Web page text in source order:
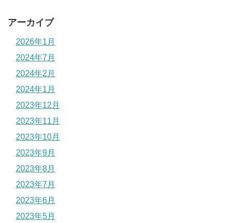
アーカイブ
2026年1月
2024年7月
2024年2月
2024年1月
2023年12月
2023年11月
2023年10月
2023年9月
2023年8月
2023年7月
2023年6月
2023年5月